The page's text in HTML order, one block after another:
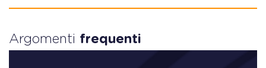
Argomenti frequenti